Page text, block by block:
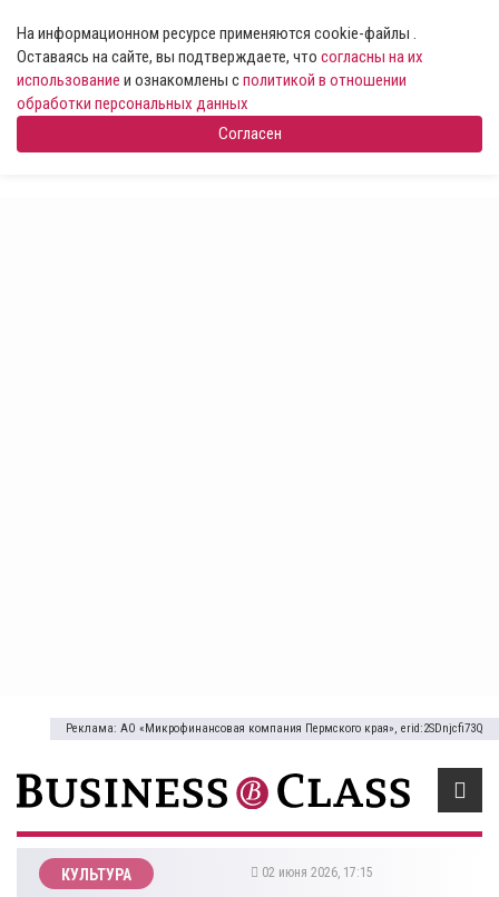
На информационном ресурсе применяются cookie-файлы .
Оставаясь на сайте, вы подтверждаете, что согласны на их
использование и ознакомлены сполитикой в отношении
обработки персональных данных
Согласен
Реклама: АО «Микрофинансовая компания Пермского края», erid:2SDnjcfi73Q
КУЛЬТУРА 02 июня 2026, 17:15